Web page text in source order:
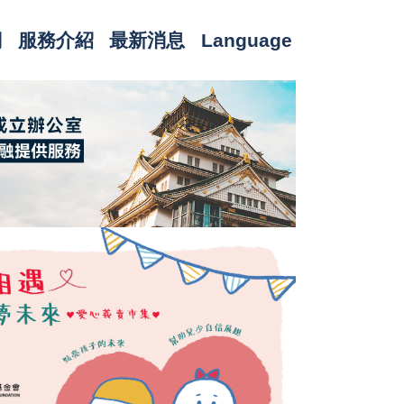
服務介紹 最新消息 Language